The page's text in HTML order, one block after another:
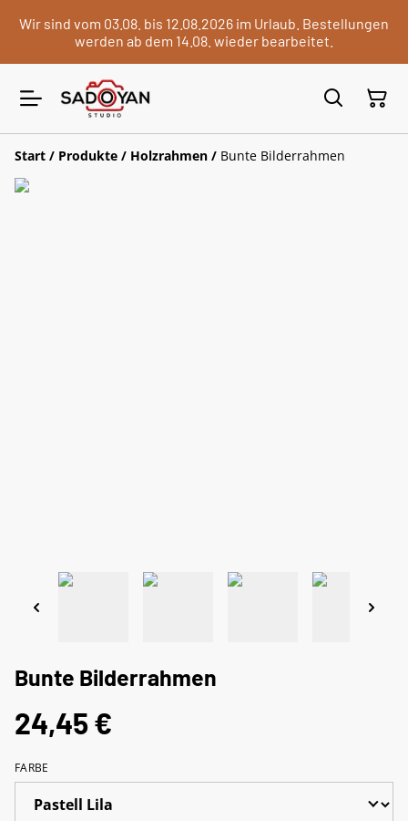
Wir sind vom 03.08. bis 12.08.2026 im Urlaub. Bestellungen
werden ab dem 14.08. wieder bearbeitet.
Start / Produkte / Holzrahmen / Bunte Bilderrahmen
Bunte Bilderrahmen
24,45 €
FARBE